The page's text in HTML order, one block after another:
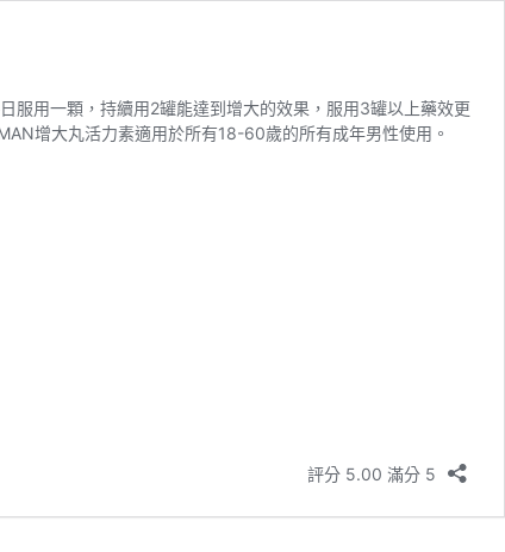
服用一顆，持續用2罐能達到增大的效果，服用3罐以上藥效更
增大丸活力素適用於所有18-60歲的所有成年男性使用。
評分 5.00 滿分 5